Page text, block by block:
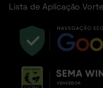
Lista de Aplicação